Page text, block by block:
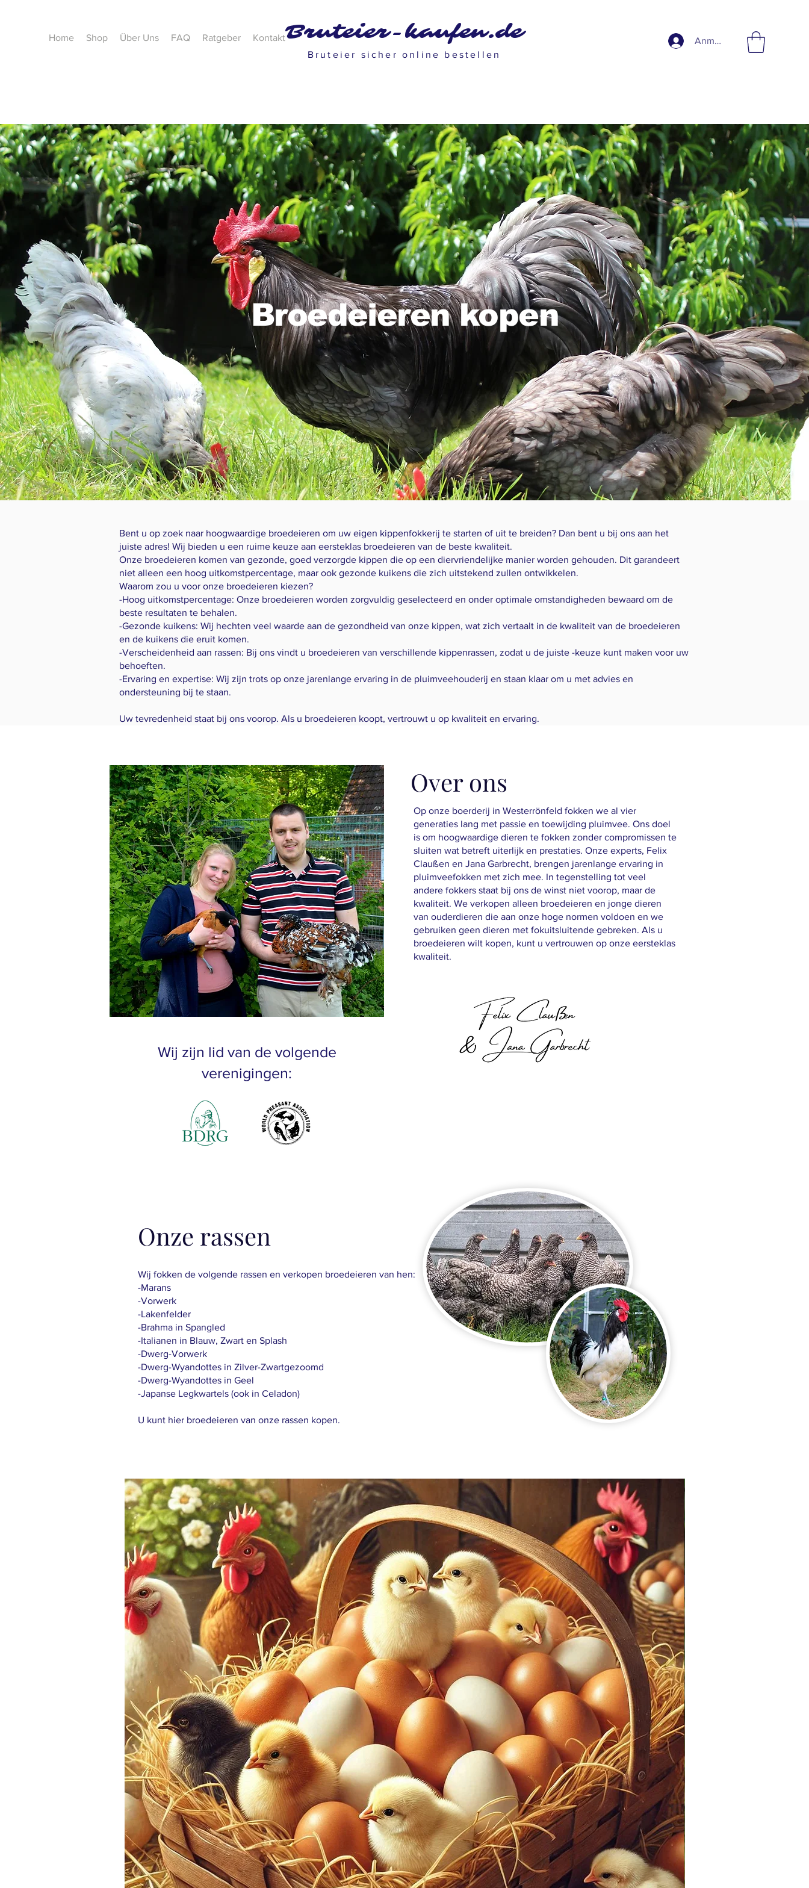
Home Shop Über Uns FAQ Ratgeber Kontakt Anmelden
Bruteier-kaufen.de
Bruteier sicher online bestellen
Broedeieren kopen
Bent u op zoek naar hoogwaardige broedeieren om uw eigen kippenfokkerij te starten of uit te breiden? Dan bent u bij ons aan het
juiste adres! Wij bieden u een ruime keuze aan eersteklas broedeieren van de beste kwaliteit.
Onze broedeieren komen van gezonde, goed verzorgde kippen die op een diervriendelijke manier worden gehouden. Dit garandeert
niet alleen een hoog uitkomstpercentage, maar ook gezonde kuikens die zich uitstekend zullen ontwikkelen.
Waarom zou u voor onze broedeieren kiezen?
-Hoog uitkomstpercentage: Onze broedeieren worden zorgvuldig geselecteerd en onder optimale omstandigheden bewaard om de
beste resultaten te behalen.
-Gezonde kuikens: Wij hechten veel waarde aan de gezondheid van onze kippen, wat zich vertaalt in de kwaliteit van de broedeieren
en de kuikens die eruit komen.
-Verscheidenheid aan rassen: Bij ons vindt u broedeieren van verschillende kippenrassen, zodat u de juiste -keuze kunt maken voor uw
behoeften.
-Ervaring en expertise: Wij zijn trots op onze jarenlange ervaring in de pluimveehouderij en staan klaar om u met advies en
ondersteuning bij te staan.
Uw tevredenheid staat bij ons voorop. Als u broedeieren koopt, vertrouwt u op kwaliteit en ervaring.
Wij zijn lid van de volgende
verenigingen:
Over ons
Op onze boerderij in Westerrönfeld fokken we al vier
generaties lang met passie en toewijding pluimvee. Ons doel
is om hoogwaardige dieren te fokken zonder compromissen te
sluiten wat betreft uiterlijk en prestaties. Onze experts, Felix
Claußen en Jana Garbrecht, brengen jarenlange ervaring in
pluimveefokken met zich mee. In tegenstelling tot veel
andere fokkers staat bij ons de winst niet voorop, maar de
kwaliteit. We verkopen alleen broedeieren en jonge dieren
van ouderdieren die aan onze hoge normen voldoen en we
gebruiken geen dieren met fokuitsluitende gebreken. Als u
broedeieren wilt kopen, kunt u vertrouwen op onze eersteklas
kwaliteit.
Onze rassen
Wij fokken de volgende rassen en verkopen broedeieren van hen:
-Marans
-Vorwerk
-Lakenfelder
-Brahma in Spangled
-Italianen in Blauw, Zwart en Splash
-Dwerg-Vorwerk
-Dwerg-Wyandottes in Zilver-Zwartgezoomd
-Dwerg-Wyandottes in Geel
-Japanse Legkwartels (ook in Celadon)
U kunt hier broedeieren van onze rassen kopen.